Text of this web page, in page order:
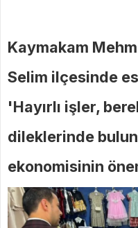
Kaymakam
Selim ilçesinde
'Hayırlı işler,
dileklerinde
ekonomisinin